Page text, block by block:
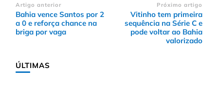
Navegação
de
post
Artigo anterior
Bahia vence Santos por 2
a 0 e reforça chance na
briga por vaga
Próximo artigo
Vitinho tem primeira
sequência na Série C e
pode voltar ao Bahia
valorizado
ÚLTIMAS